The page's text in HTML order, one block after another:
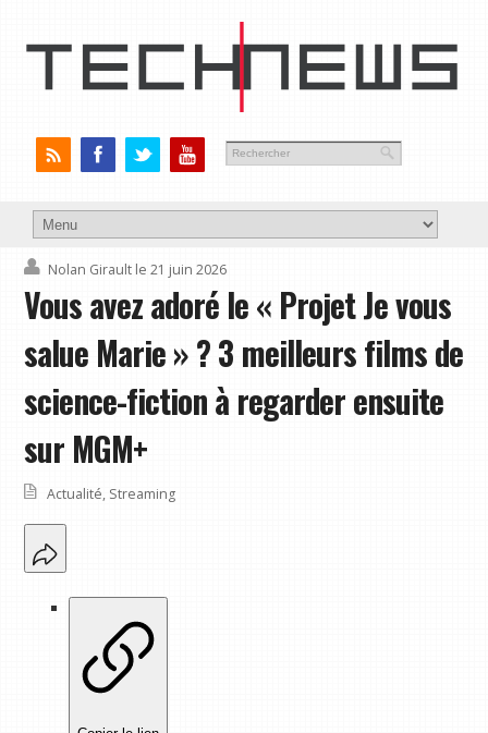
Nolan Girault le 21 juin 2026
Vous avez adoré le « Projet Je vous
salue Marie » ? 3 meilleurs films de
science-fiction à regarder ensuite
sur MGM+
Actualité, Streaming